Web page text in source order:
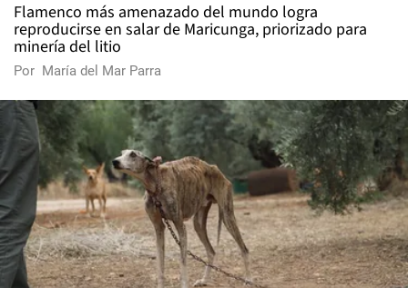
Flamenco más amenazado del mundo logra
reproducirse en salar de Maricunga, priorizado para
minería del litio
Por María del Mar Parra